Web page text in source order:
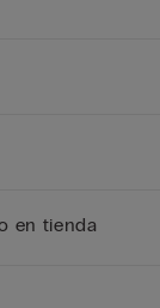
en tienda